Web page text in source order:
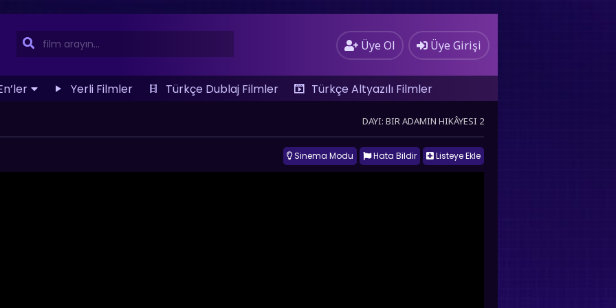
Üye Ol Üye Girişi
Yerli Filmler Türkçe Dublaj Filmler
Türkçe Altyazılı Filmler
DAYI: BIR ADAMIN HIKÂYESI 2
Listeye Ekle
Hata Bildir
Sinema Modu